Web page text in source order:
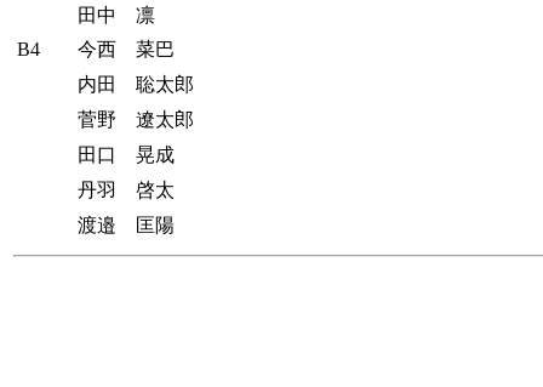
田中 凛
B4
今西 菜巴
内田 聡太郎
菅野 遼太郎
田口 晃成
丹羽 啓太
渡邉 匡陽